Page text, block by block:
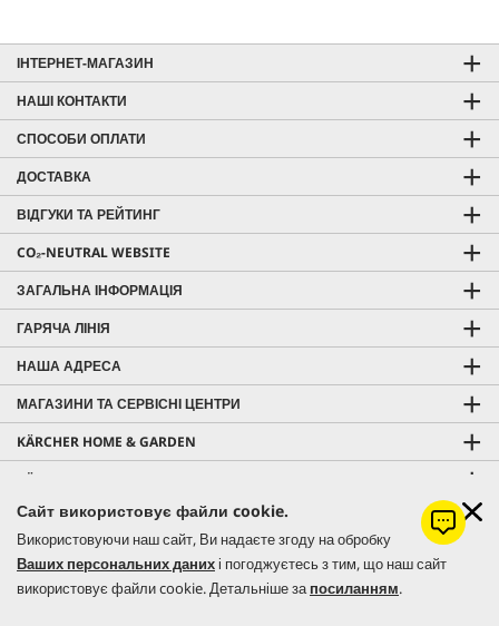
Сайт використовує файли cookie.
Використовуючи наш сайт, Ви надаєте згоду на обробку
Ваших персональних данихі погоджуєтесь з тим, що наш сайт
використовує файли cookie. Детальніше запосиланням.
ІНТЕРНЕТ-МАГАЗИН
НАШІ КОНТАКТИ
СПОСОБИ ОПЛАТИ
ДОСТАВКА
ВІДГУКИ ТА РЕЙТИНГ
CO₂-NEUTRAL WEBSITE
ЗАГАЛЬНА ІНФОРМАЦІЯ
ГАРЯЧА ЛІНІЯ
НАША АДРЕСА
МАГАЗИНИ ТА СЕРВІСНІ ЦЕНТРИ
KÄRCHER HOME & GARDEN
KÄRCHER PROFESSIONAL
© 2026 Керхер Україна | Kärcher Ukraine - офіційне представництво